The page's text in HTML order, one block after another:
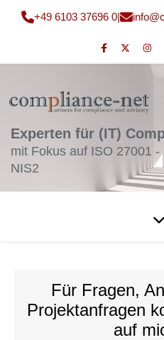
+49 6103 37696 0| fni
Experten für (IT)
mit Fokus auf ISO 27001
NIS2
Für Fragen,
Projektanfragen
auf